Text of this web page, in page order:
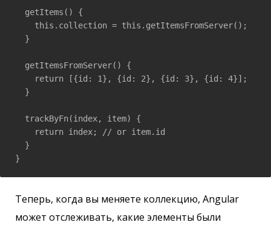
  getItems() {
    this.collection = this.getItemsFromServer();
  }
  getItemsFromServer() {
    return [{id: 1}, {id: 2}, {id: 3}, {id: 4}];
  }
  trackByFn(index, item) {
    return index; // or item.id
  }
}
Теперь, когда вы меняете коллекцию, Angular
может отслеживать, какие элементы были